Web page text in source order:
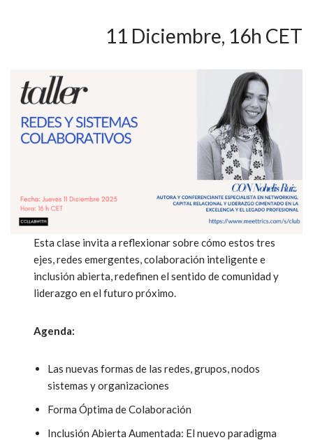
11 Diciembre, 16h CET
Esta clase invita a reflexionar sobre cómo estos tres
ejes, redes emergentes, colaboración inteligente e
inclusión abierta, redefinen el sentido de comunidad y
liderazgo en el futuro próximo.
Agenda:
Las nuevas formas de las redes, grupos, nodos
sistemas y organizaciones
Forma Óptima de Colaboración
Inclusión Abierta Aumentada: El nuevo paradigma